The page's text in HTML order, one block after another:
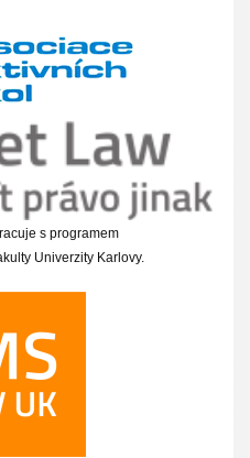
s programem
Univerzity Karlovy.